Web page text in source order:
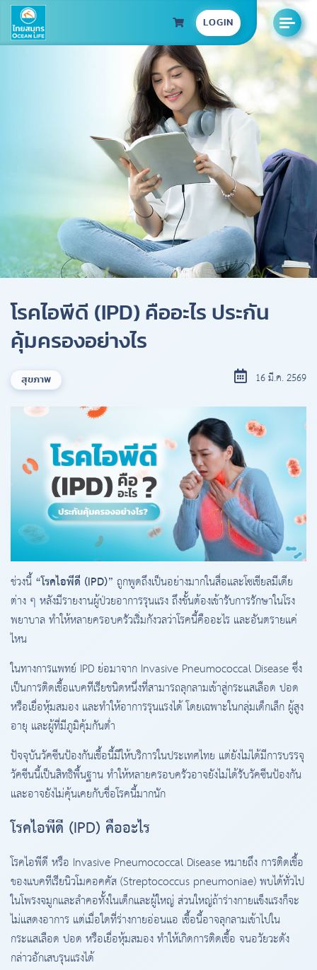
LOGIN
โรคไอพีดี (IPD) คืออะไร ประกัน
คุ้มครองอย่างไร
สุขภาพ 16 มี.ค. 2569
ช่วงนี้ “โรคไอพีดี (IPD)” ถูกพูดถึงเป็นอย่างมากในสื่อและโซเชียลมีเดีย
ต่าง ๆ หลังมีรายงานผู้ป่วยอาการรุนแรง ถึงขั้นต้องเข้ารับการรักษาในโรง
พยาบาล ทำให้หลายครอบครัวเริ่มกังวลว่าโรคนี้คืออะไร และอันตรายแค่
ไหน
ในทางการแพทย์ IPD ย่อมาจาก Invasive Pneumococcal Disease ซึ่ง
เป็นการติดเชื้อแบคทีเรียชนิดหนึ่งที่สามารถลุกลามเข้าสู่กระแสเลือด ปอด
หรือเยื่อหุ้มสมอง และทำให้อาการรุนแรงได้ โดยเฉพาะในกลุ่มเด็กเล็ก ผู้สูง
อายุ และผู้ที่มีภูมิคุ้มกันต่ำ
ปัจจุบันวัคซีนป้องกันเชื้อนี้มีให้บริการในประเทศไทย แต่ยังไม่ได้มีการบรรจุ
วัคซีนนี้เป็นสิทธิพื้นฐาน ทำให้หลายครอบครัวอาจยังไม่ได้รับวัคซีนป้องกัน
และอาจยังไม่คุ้นเคยกับชื่อโรคนี้มากนัก
โรคไอพีดี (IPD) คืออะไร
โรคไอพีดี หรือ Invasive Pneumococcal Disease หมายถึง การติดเชื้อ
ของแบคทีเรียนิวโมคอคคัส (Streptococcus pneumoniae) พบได้ทั่วไป
ในโพรงจมูกและลำคอทั้งในเด็กและผู้ใหญ่ ส่วนใหญ่ถ้าร่างกายแข็งแรงก็จะ
ไม่แสดงอาการ แต่เมื่อใดที่ร่างกายอ่อนแอ เชื้อนี้อาจลุกลามเข้าไปใน
กระแสเลือด ปอด หรือเยื่อหุ้มสมอง ทำให้เกิดการติดเชื้อ จนอวัยวะดัง
กล่าวอักเสบรุนแรงได้